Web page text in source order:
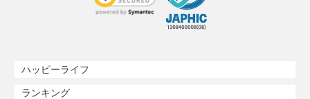
ハッピーライフ
ランキング